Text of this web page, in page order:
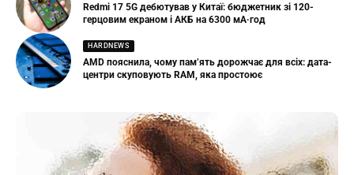
Redmi 17 5G дебютував у Китаї: бюджетник зі 120-
герцовим екраном і АКБ на 6300 мА·год
HARDNEWS
AMD пояснила, чому пам’ять дорожчає для всіх: дата-
центри скуповують RAM, яка простоює